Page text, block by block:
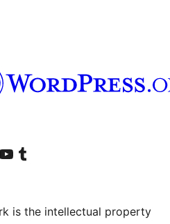
YouTube チャンネルへ Tumblr アカウントへ
is the intellectual property